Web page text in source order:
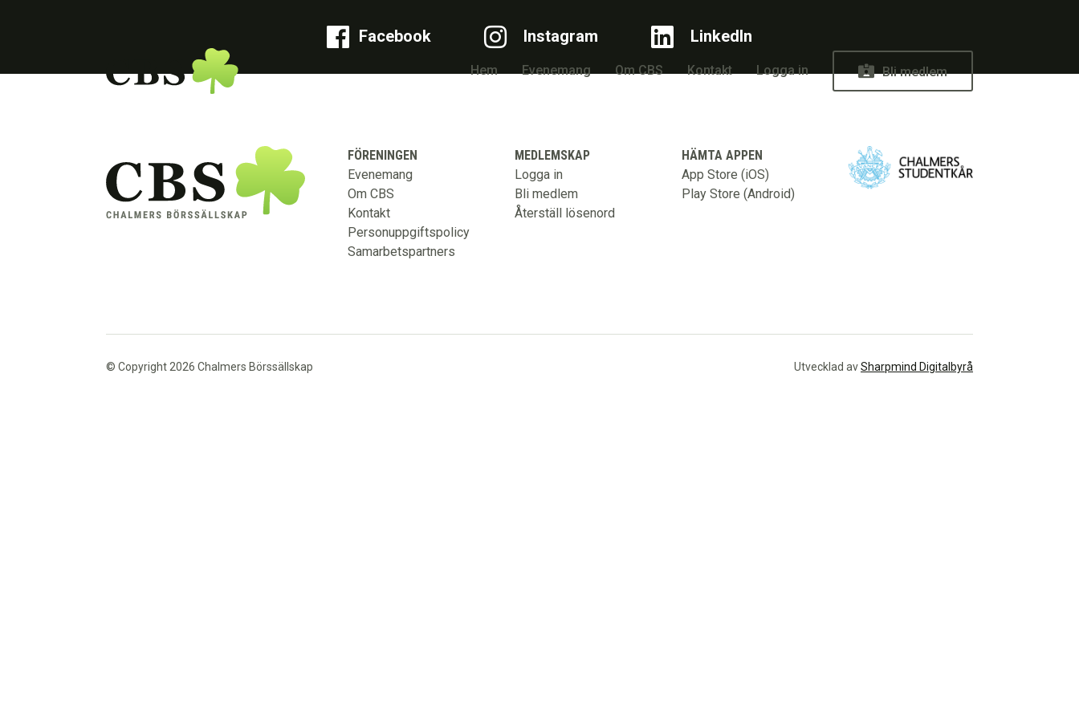
Hem Evenemang Om CBS Kontakt Logga in Bli medlem
Facebook Instagram LinkedIn
FÖRENINGEN
Evenemang
Om CBS
Kontakt
Personuppgiftspolicy
Samarbetspartners
MEDLEMSKAP
Logga in
Bli medlem
Återställ lösenord
HÄMTA APPEN
App Store (iOS)
Play Store (Android)
© Copyright 2026 Chalmers Börssällskap Utvecklad avSharpmind Digitalbyrå